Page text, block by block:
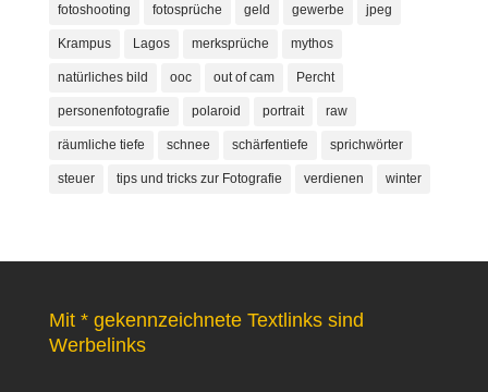
fotoshooting fotosprüche geld gewerbe jpeg
Krampus Lagos merksprüche mythos
natürliches bild ooc out of cam Percht
personenfotografie polaroid portrait raw
räumliche tiefe schnee schärfentiefe sprichwörter
steuer tips und tricks zur Fotografie verdienen winter
Mit * gekennzeichnete Textlinks sind
Werbelinks